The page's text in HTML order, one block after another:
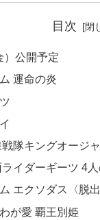
目次
）公開予定
運命の炎
隊キングオージ
イダーギーツ 4
エクソダス〈脱出
が愛 覇王別姫